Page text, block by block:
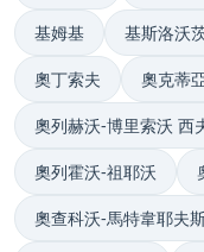
基姆基 基斯洛沃
奧丁索夫 奧克蒂
奧列赫沃-博里索沃 西
奧列霍沃-祖耶沃
奧查科沃-馬特韋耶夫